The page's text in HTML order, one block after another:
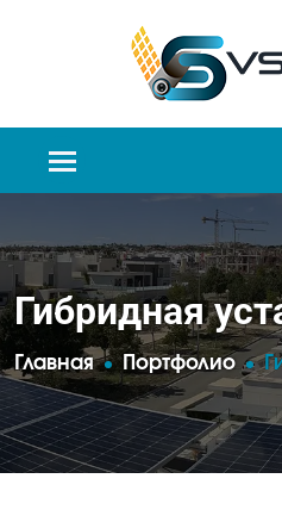
Гибридная
Главная Портфолио